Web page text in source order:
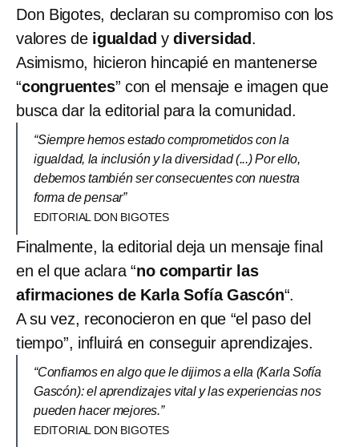
Don Bigotes, declaran su compromiso con los
valores de igualdad ydiversidad.
Asimismo, hicieron hincapié en mantenerse
“congruentes” con el mensaje e imagen que
busca dar la editorial para la comunidad.
“Siempre hemos estado comprometidos con la
igualdad, la inclusión y la diversidad (...) Por ello,
debemos también ser consecuentes con nuestra
forma de pensar”
EDITORIAL DON BIGOTES
Finalmente, la editorial deja un mensaje final
en el que aclara “no compartir las
afirmaciones de Karla Sofía Gascón“.
A su vez, reconocieron en que “el paso del
tiempo”, influirá en conseguir aprendizajes.
“Confiamos en algo que le dijimos a ella (Karla Sofía
Gascón): el aprendizajes vital y las experiencias nos
pueden hacer mejores.”
EDITORIAL DON BIGOTES